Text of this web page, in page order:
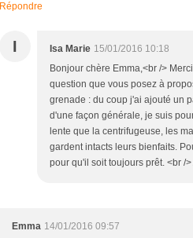
Répondre
I Isa Marie 15/01/2016 10:18
Bonjour chère Emma,<br />
question que vous posez à
grenade : du coup j'ai ajouté un
d'une façon générale, je suis
lente que la centrifugeuse, les
gardent intacts leurs bienfaits.
pour qu'il soit toujours prêt. <br /
Emma 14/01/2016 09:57